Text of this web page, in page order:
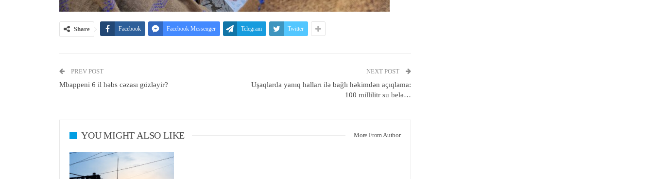
Share Facebook Facebook Messenger Telegram Twitter
PREV POST
Mbappeni 6 il həbs cəzası gözləyir?
NEXT POST
Uşaqlarda yanıq halları ilə bağlı həkimdən açıqlama:
100 millilitr su belə…
YOU MIGHT ALSO LIKE More From Author